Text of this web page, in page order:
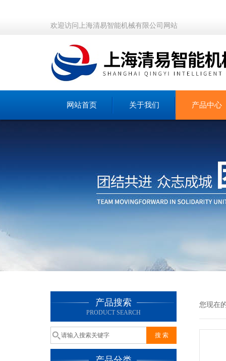
欢迎访问上海清易智能机械有限公司网站
网站首页 关于我们 产品中心
产品搜索
PRODUCT SEARCH
您现在